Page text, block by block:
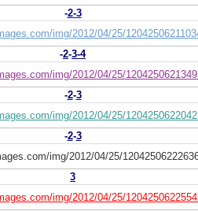
-2-3
-2-3-4
-2-3
-2-3
3